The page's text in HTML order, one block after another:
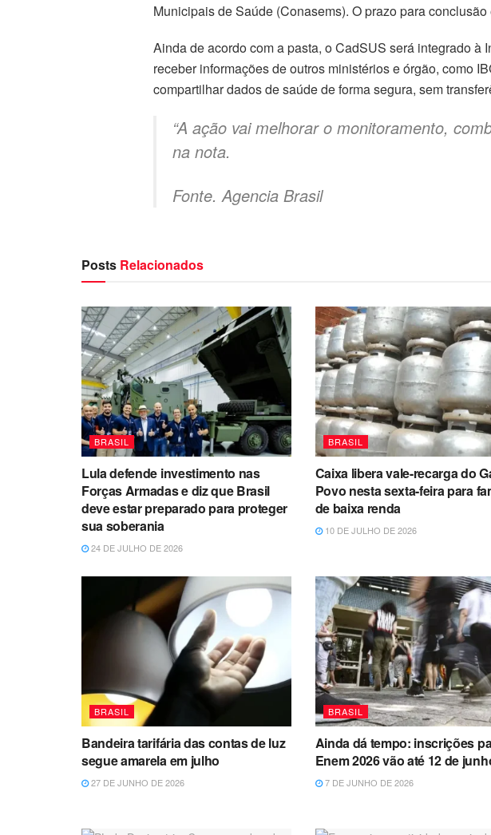
Municipais de Saúde (Conasems). O prazo para
Ainda de acordo com a pasta, o CadSUS será integrado à
receber informações de outros ministérios e órgão, como
compartilhar dados de saúde de forma segura, sem
“A ação vai melhorar o monitoramento,
na nota.
Fonte. Agencia Brasil
Posts Relacionados
BRASIL
Lula defende investimento nas
Forças Armadas e diz que Brasil
deve estar preparado para proteger
sua soberania
24 DE JULHO DE 2026
BRASIL
Caixa libera vale-recarga do
Povo nesta sexta-feira para
de baixa renda
10 DE JULHO DE 2026
BRASIL
Bandeira tarifária das contas de luz
segue amarela em julho
27 DE JUNHO DE 2026
BRASIL
Ainda dá tempo: inscrições
Enem 2026 vão até 12 de
7 DE JUNHO DE 2026